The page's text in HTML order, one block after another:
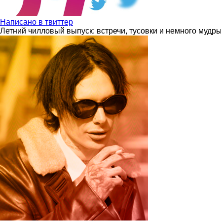
Написано в твиттер
Летний чилловый выпуск: встречи, тусовки и немного